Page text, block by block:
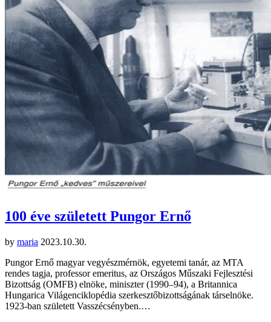
100 éve született Pungor Ernő
by maria 2023.10.30.
Pungor Ernő magyar vegyészmérnök, egyetemi tanár, az MTA
rendes tagja, professor emeritus, az Országos Műszaki Fejlesztési
Bizottság (OMFB) elnöke, miniszter (1990–94), a Britannica
Hungarica Világenciklopédia szerkesztőbizottságának társelnöke.
1923-ban született Vasszécsényben.…